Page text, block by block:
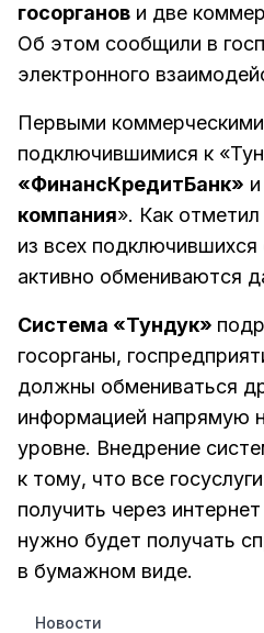
госорганов и две
Об этом сообщили в
электронного
Первыми
подключившимися к
«ФинансКредитБанк» и
компания». Как
из всех подключившихся
активно обмениваются
Система «Тундук»
госорганы,
должны обмениваться
информацией напрямую
уровне. Внедрение
к тому, что все
получить через
нужно будет получать
в бумажном виде.
Новости